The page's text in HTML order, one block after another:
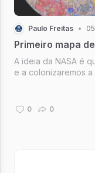
Paulo Freitas •
Primeiro mapa
A ideia da NASA é
e a colonizaremos
0 0